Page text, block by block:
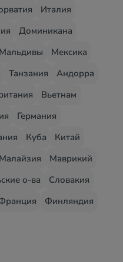
Италия
Доминикана
Мальдивы
Мексика
Танзания
Андорра
Вьетнам
Германия
Куба
Китай
Малайзия
Маврикий
о-ва
Словакия
Финляндия